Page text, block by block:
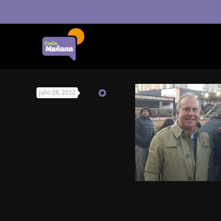
julio 28, 2022